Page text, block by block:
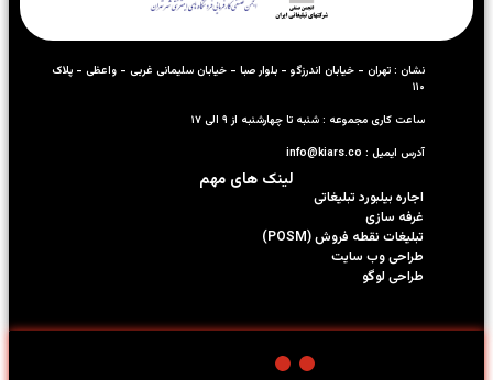
نشان : تهران - خیابان اندرزگو - بلوار صبا - خیابان سلیمانی غربی - واعظی - پلاک
۱۱۰
ساعت کاری مجموعه : شنبه تا چهارشنبه از ۹ الی ۱۷
آدرس ایمیل : info@kiars.co
لینک های مهم
اجاره بیلبورد تبلیغاتی
غرفه سازی
تبلیغات نقطه فروش (POSM)
طراحی وب سایت
طراحی لوگو